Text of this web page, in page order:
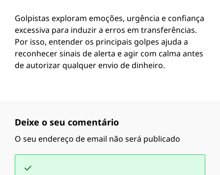
Golpistas exploram emoções, urgência e confiança
excessiva para induzir a erros em transferências.
Por isso, entender os principais golpes ajuda a
reconhecer sinais de alerta e agir com calma antes
de autorizar qualquer envio de dinheiro.
Deixe o seu comentário
O seu endereço de email não será publicado